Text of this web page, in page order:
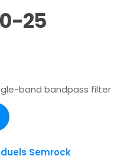
25
band bandpass filter
Semrock